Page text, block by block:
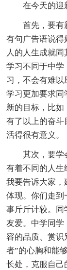
在今天的迎
首先，要有
有句广告语说得
人的人生成就
学习不同于中学
习，不会有难
学习更加要求
新的目标，比如
有了以上的奋斗
活得很有意义。
其次，要学
有着不同的人生
我要告诉大家，
体现。你们走
事斤斤计较。
友爱。中学同
容的品质、赏识
者”的心胸和能
长处，克服自